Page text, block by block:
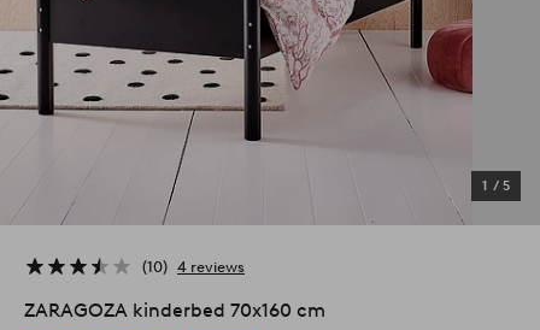
1 / 5
10 4 reviews
ZARAGOZA kinderbed 70x160 cm